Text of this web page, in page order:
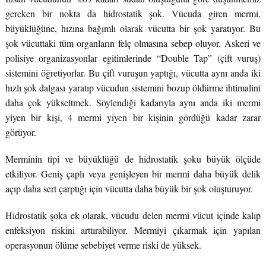
gereken bir nokta da hidrostatik şok. Vücuda giren mermi,
büyüklüğüne, hızına bağımlı olarak vücutta bir şok yaratıyor. Bu
şok vücuttaki tüm organların felç olmasına sebep oluyor. Askeri ve
polisiye organizasyonlar egitimlerinde “Double Tap” (çift vuruş)
sistemini öğretiyorlar. Bu çift vuruşun yaptığı, vücutta aynı anda iki
hızlı şok dalgası yaratıp vücudun sistemini bozup öldürme ihtimalini
daha çok yükseltmek. Söylendiği kadarıyla aynı anda iki mermi
yiyen bir kişi, 4 mermi yiyen bir kişinin gördüğü kadar zarar
görüyor.
Merminin tipi ve büyüklüğü de hidrostatik şoku büyük ölçüde
etkiliyor. Geniş çaplı veya genişleyen bir mermi daha büyük delik
açıp daha sert çarptığı için vücutta daha büyük bir şok oluşturuyor.
Hidrostatik şoka ek olarak, vücudu delen mermi vücut içinde kalıp
enfeksiyon riskini arttırabiliyor. Mermiyi çıkarmak için yapılan
operasyonun ölüme sebebiyet verme riski de yüksek.